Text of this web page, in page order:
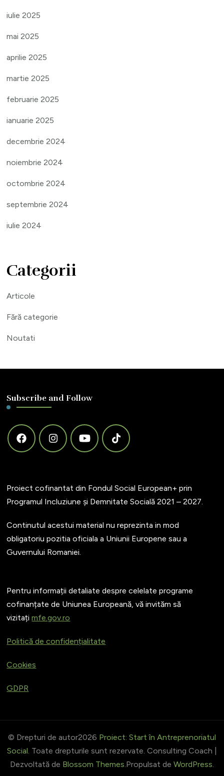
iulie 2025
mai 2025
aprilie 2025
martie 2025
februarie 2025
ianuarie 2025
decembrie 2024
noiembrie 2024
octombrie 2024
septembrie 2024
iulie 2024
Categorii
Articole
Fără categorie
Noutati
Subscribe and Follow
Proiect cofinantat din Fondul Social European+ prin
Programul Incluziune și Demnitate Socială 2021 – 2027.
Continutul acestui material nu reprezinta in mod
obligatoriu pozitia oficiala a Uniunii Europene sau a
Guvernului Romaniei.
Pentru informații detaliate despre celelate programe
cofinanțate de Uniunea Europeană, vă invităm să
vizitațimfe.gov.ro
Politică de confidențialitate
Cookies
GDPR
© Drepturi de autor2026 Proiect: Start în Antreprenoriatul
Social. Toate drepturile sunt rezervate. Consulting Coach |
Dezvoltată de Blossom Themes.Propulsat de WordPress.